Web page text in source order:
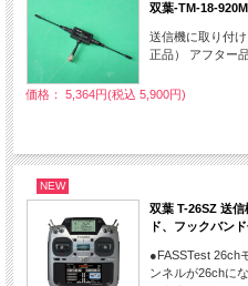
双葉-TM-18-
送信機に取り付
正品） アフター
価格： 5,364円(税込 5,900円)
NEW
双葉 T-26SZ 送
ド、フックバンド
●FASSTest 26ch
ンネルが26chに